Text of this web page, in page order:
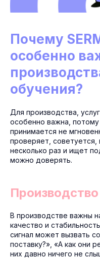
Почему
особенно
обучения?
Для производства,
особенно важна,
принимается не
проверяет,
несколько раз и ищет
можно доверять.
Производство
В производстве важны
качество и
сигнал может вызвать
поставку?», «А как они
них давно ничего не